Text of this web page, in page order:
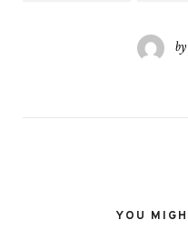
by
YOU